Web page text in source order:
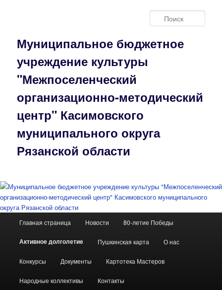
Муниципальное бюджетное
учреждение культуры
"Межпоселенческий
организационно-методический
центр" Касимовского
муниципального округа
Рязанской области
Главная страница Новости 80-летие Победы
Активное долголетие Пушкинская карта О нас
Конкурсы Документы Картотека Мастеров
Народные коллективы Контакты